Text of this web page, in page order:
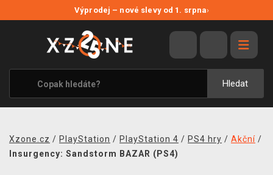
Výprodej – nové slevy od 1. srpna›
Hledat
VÝPRODEJ
VIDEOHRY
XZONE ORIGINALS
TÉMATIKY
MERCHANDISE
Xzone.cz / PlayStation / PlayStation 4 / PS4 hry / Akční /
Insurgency: Sandstorm BAZAR (PS4)